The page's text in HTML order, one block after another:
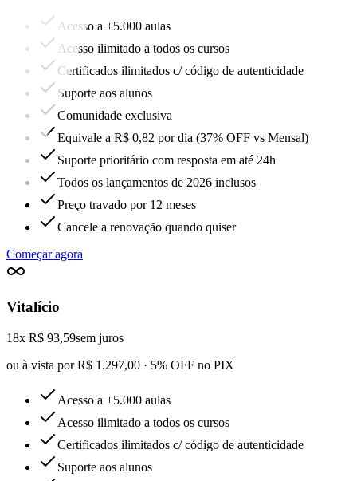
Acesso a +5.000 aulas
Acesso ilimitado a todos os cursos
Certificados ilimitados c/ código de autenticidade
Suporte aos alunos
Comunidade exclusiva
Equivale a R$ 0,82 por dia (37% OFF vs Mensal)
Suporte prioritário com resposta em até 24h
Todos os lançamentos de 2026 inclusos
Preço travado por 12 meses
Cancele a renovação quando quiser
Começar agora
Vitalício
18x R$ 93,59sem juros
ou à vista por R$ 1.297,00 · 5% OFF no PIX
Acesso a +5.000 aulas
Acesso ilimitado a todos os cursos
Certificados ilimitados c/ código de autenticidade
Suporte aos alunos